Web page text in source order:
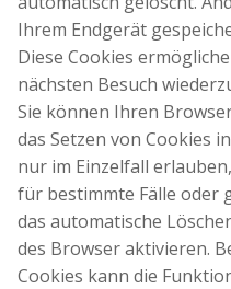
Ihrem Endgerät
Diese Cookies
nächsten Besuch
Sie können Ihren
das Setzen von Cookies
nur im Einzelfall
für bestimmte Fälle oder
das automatische
des Browser aktivieren.
Cookies kann die